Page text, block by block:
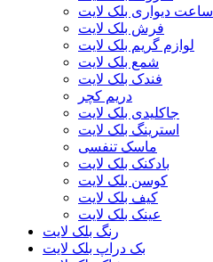
ساعت دیواری بلک لایت
فرش بلک لایت
لوازم گریم بلک لایت
شمع بلک لایت
فندک بلک لایت
دریم کچر
جاکلیدی بلک لایت
استرینگ بلک لایت
ماسک تنفسی
بادکنک بلک لایت
کوسن بلک لایت
کیف بلک لایت
عینک بلک لایت
رنگ بلک لایت
بک دراپ بلک لایت